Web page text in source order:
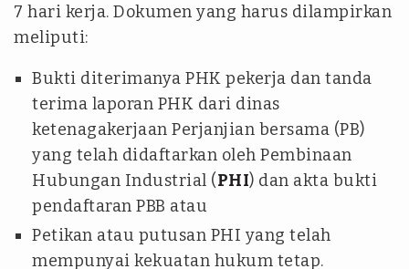
7 hari kerja. Dokumen yang harus dilampirkan
meliputi:
Bukti diterimanya PHK pekerja dan tanda
terima laporan PHK dari dinas
ketenagakerjaan Perjanjian bersama (PB)
yang telah didaftarkan oleh Pembinaan
Hubungan Industrial (PHI) dan akta bukti
pendaftaran PBB atau
Petikan atau putusan PHI yang telah
mempunyai kekuatan hukum tetap.